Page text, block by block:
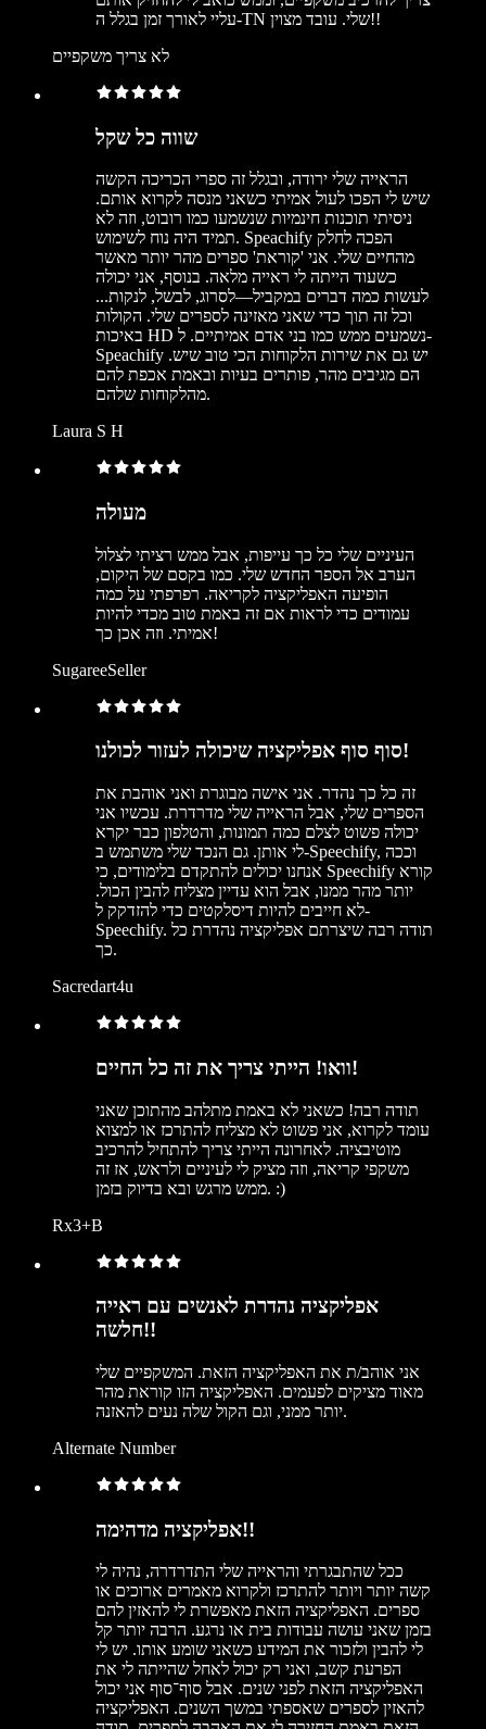
עליי לאורך זמן בגלל ה-TN שלי. עובד מצוין!!
לא צריך משקפיים
שווה כל שקל
הראייה שלי ירודה, ובגלל זה ספרי הכריכה הקשה
שיש לי הפכו לעול אמיתי כשאני מנסה לקרוא אותם.
ניסיתי תוכנות חינמיות שנשמעו כמו רובוט, וזה לא
תמיד היה נוח לשימוש. Speachify הפכה לחלק
מהחיים שלי. אני 'קוראת' ספרים מהר יותר מאשר
כשעוד הייתה לי ראייה מלאה. בנוסף, אני יכולה
לעשות כמה דברים במקביל—לסרוג, לבשל, לנקות...
וכל זה תוך כדי שאני מאזינה לספרים שלי. הקולות
באיכות HD נשמעים ממש כמו בני אדם אמיתיים. ל-
Speachify יש גם את שירות הלקוחות הכי טוב שיש.
הם מגיבים מהר, פותרים בעיות ובאמת אכפת להם
מהלקוחות שלהם.
Laura S H
מעולה
העיניים שלי כל כך עייפות, אבל ממש רציתי לצלול
הערב אל הספר החדש שלי. כמו בקסם של היקום,
הופיעה האפליקציה לקריאה. רפרפתי על כמה
עמודים כדי לראות אם זה באמת טוב מכדי להיות
אמיתי. וזה אכן כך!
SugareeSeller
סוף סוף אפליקציה שיכולה לעזור לכולנו!
זה כל כך נהדר. אני אישה מבוגרת ואני אוהבת את
הספרים שלי, אבל הראייה שלי מדרדרת. עכשיו אני
יכולה פשוט לצלם כמה תמונות, והטלפון כבר יקרא
לי אותן. גם הנכד שלי משתמש ב-Speechify, וככה
אנחנו יכולים להתקדם בלימודים, כי Speechify קורא
יותר מהר ממנו, אבל הוא עדיין מצליח להבין הכול.
לא חייבים להיות דיסלקטים כדי להזדקק ל-
Speechify. תודה רבה שיצרתם אפליקציה נהדרת כל
כך.
Sacredart4u
וואו! הייתי צריך את זה כל החיים!
תודה רבה! כשאני לא באמת מתלהב מהתוכן שאני
עומד לקרוא, אני פשוט לא מצליח להתרכז או למצוא
מוטיבציה. לאחרונה הייתי צריך להתחיל להרכיב
משקפי קריאה, וזה מציק לי לעיניים ולראש, אז זה
ממש מרגש ובא בדיוק בזמן. :)
Rx3+B
אפליקציה נהדרת לאנשים עם ראייה
חלשה!!
אני אוהב/ת את האפליקציה הזאת. המשקפיים שלי
מאוד מציקים לפעמים. האפליקציה הזו קוראת מהר
יותר ממני, וגם הקול שלה נעים להאזנה.
Alternate Number
אפליקציה מדהימה!!
ככל שהתבגרתי והראייה שלי התדרדרה, נהיה לי
קשה יותר ויותר להתרכז ולקרוא מאמרים ארוכים או
ספרים. האפליקציה הזאת מאפשרת לי להאזין להם
בזמן שאני עושה עבודות בית או נרגע. הרבה יותר קל
לי להבין ולזכור את המידע כשאני שומע אותו. יש לי
הפרעת קשב, ואני רק יכול לאחל שהייתה לי את
האפליקציה הזאת לפני שנים. אבל סוף־סוף אני יכול
להאזין לספרים שאספתי במשך השנים. האפליקציה